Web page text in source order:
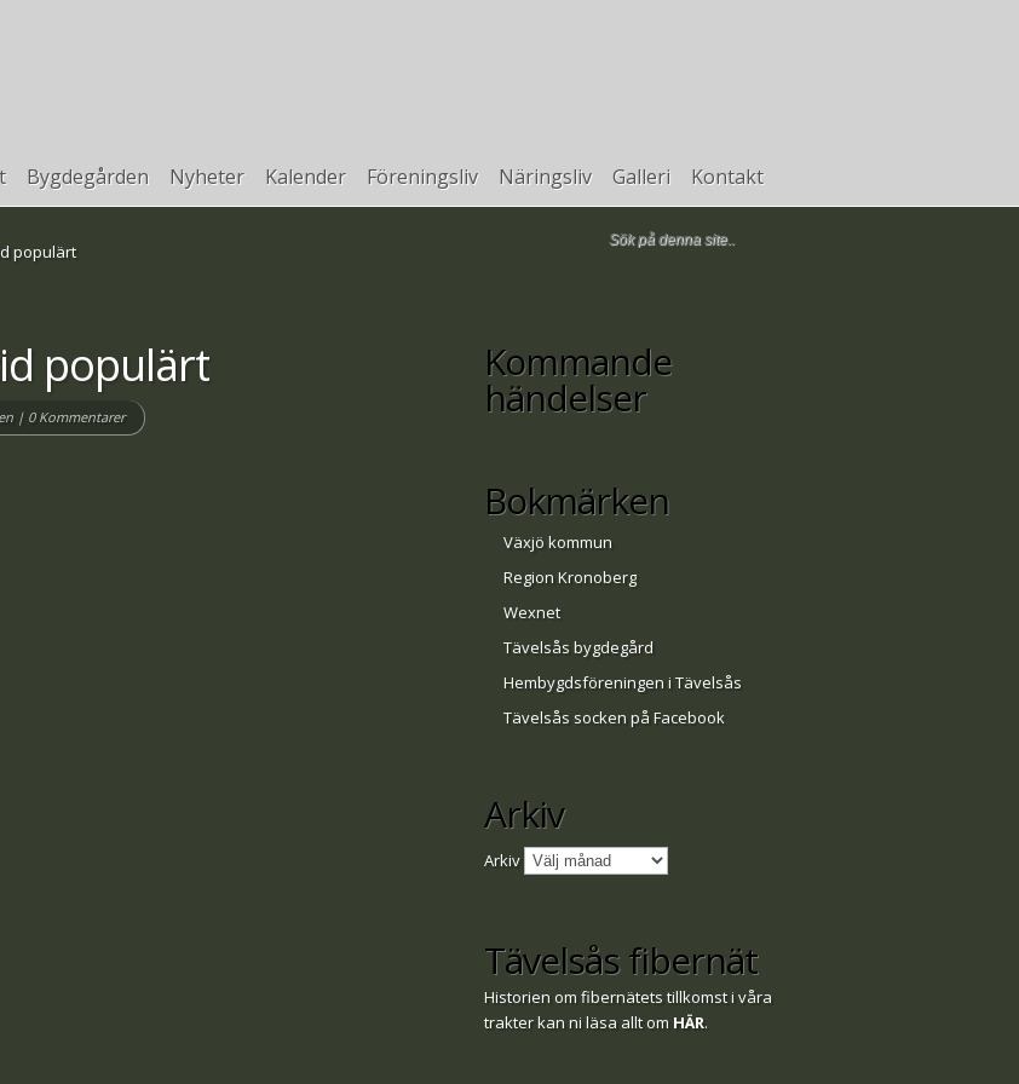
Bygdegården Nyheter Kalender Föreningsliv Näringsliv Galleri Kontakt
populärt
populärt
| 0 Kommentarer
Kommande
händelser
Bokmärken
Växjö kommun
Region Kronoberg
Wexnet
Tävelsås bygdegård
Hembygdsföreningen i Tävelsås
Tävelsås socken på Facebook
Arkiv
Arkiv
Tävelsås fibernät
Historien om fibernätets tillkomst i våra
trakter kan ni läsa allt om HÄR.